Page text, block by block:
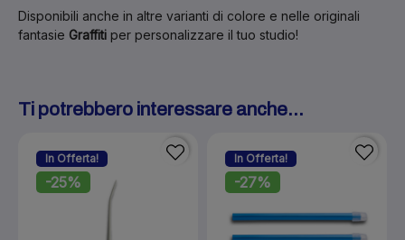
Disponibili anche in altre varianti di colore e nelle originali
fantasie Graffiti per personalizzare il tuo studio!
Ti potrebbero interessare anche...
In Offerta!
-25%
In Offerta!
-27%